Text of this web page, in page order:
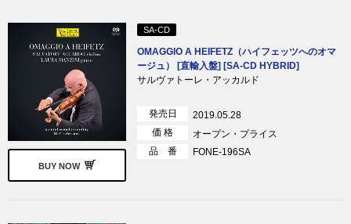
BUY NOW
SA-CD
OMAGGIO A HEIFETZ（ハイフェッツへのオマ
ージュ） [直輸入盤] [SA-CD HYBRID]
サルヴァトーレ・アッカルド
発売日
2019.05.28
価 格
オープン・プライス
品 番
FONE-196SA